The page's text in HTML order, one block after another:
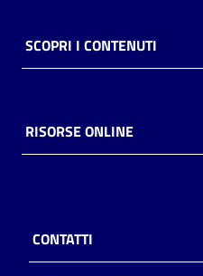
SCOPRI I CONTENUTI
RISORSE ONLINE
CONTATTI